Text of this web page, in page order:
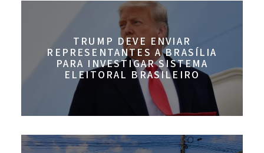
TRUMP DEVE ENVIAR
REPRESENTANTES A BRASÍLIA
PARA INVESTIGAR SISTEMA
ELEITORAL BRASILEIRO